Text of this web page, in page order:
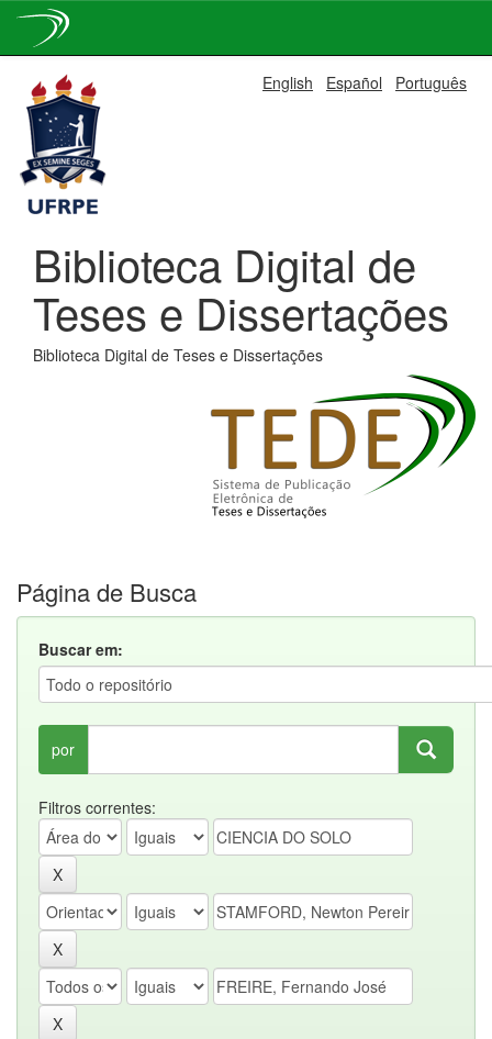
navigation
English Español Português
Biblioteca Digital de
Teses e Dissertações
Biblioteca Digital de Teses e Dissertações
Página de Busca
Buscar em:
por
Filtros correntes: